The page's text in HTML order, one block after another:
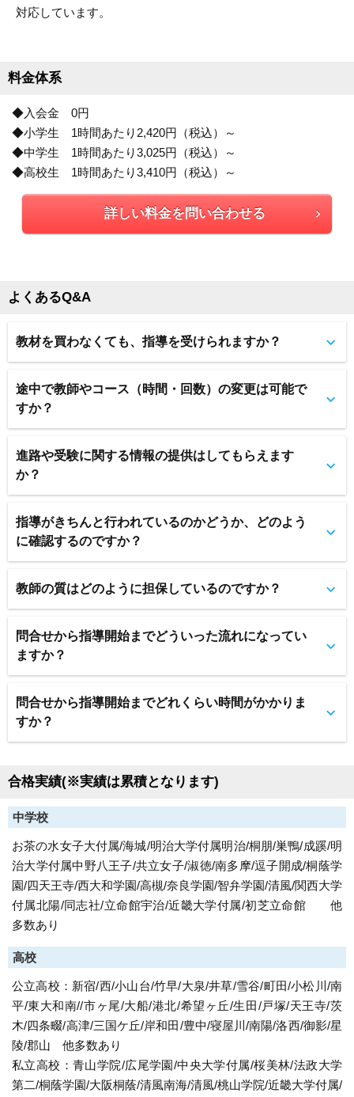
対応しています。
料金体系
◆入会金 0円
◆小学生 1時間あたり2,420円（税込）～
◆中学生 1時間あたり3,025円（税込）～
◆高校生 1時間あたり3,410円（税込）～
詳しい料金を問い合わせる
よくあるQ&A
教材を買わなくても、指導を受けられますか？
途中で教師やコース（時間・回数）の変更は可能で
すか？
進路や受験に関する情報の提供はしてもらえます
か？
指導がきちんと行われているのかどうか、どのよう
に確認するのですか？
教師の質はどのように担保しているのですか？
問合せから指導開始までどういった流れになってい
ますか？
問合せから指導開始までどれくらい時間がかかりま
すか？
合格実績(※実績は累積となります)
中学校
お茶の水女子大付属/海城/明治大学付属明治/桐朋/巣鴨/成蹊/明
治大学付属中野八王子/共立女子/淑徳/南多摩/逗子開成/桐蔭学
園/四天王寺/西大和学園/高槻/奈良学園/智弁学園/清風/関西大学
付属北陽/同志社/立命館宇治/近畿大学付属/初芝立命館 他
多数あり
高校
公立高校：新宿/西/小山台/竹早/大泉/井草/雪谷/町田/小松川/南
平/東大和南//市ヶ尾/大船/港北/希望ヶ丘/生田/戸塚/天王寺/茨
木/四条畷/高津/三国ケ丘/岸和田/豊中/寝屋川/南陽/洛西/御影/星
陵/郡山 他多数あり
私立高校：青山学院/広尾学園/中央大学付属/桜美林/法政大学
第二/桐蔭学園/大阪桐蔭/清風南海/清風/桃山学院/近畿大学付属/